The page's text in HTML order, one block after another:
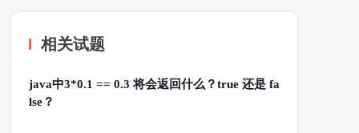
相关试题
java中3*0.1 == 0.3 将会返回什么？true 还是 fa
lse？